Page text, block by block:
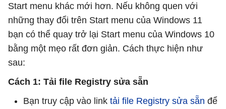
Start menu khác mới hơn. Nếu không quen với
những thay đổi trên Start menu của Windows 11
bạn có thể quay trở lại Start menu của Windows 10
bằng một mẹo rất đơn giản. Cách thực hiện như
sau:
Cách 1: Tải file Registry sửa sẵn
Bạn truy cập vào link tải file Registry sửa sẵn để